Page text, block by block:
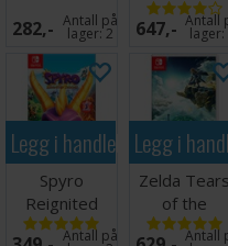
Three Hopes
Switch
282,- Antall på
lager:2 647,- Antall
lager:
Legg i handlekurven
Spyro
Reignited
Trilogy Switch
Antall på
Legg i
Zelda Tears
of the
Kingdom
Antall